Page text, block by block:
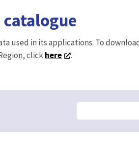
used in its applications. To
clickhere .